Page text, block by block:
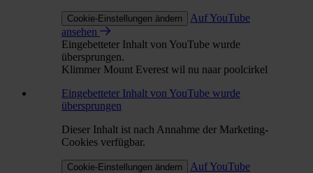
Cookie-Einstellungen ändern
Auf YouTube
ansehen
Eingebetteter Inhalt von YouTube wurde
übersprungen.
Klimmer Mount Everest wil nu naar poolcirkel
Eingebetteter Inhalt von YouTube wurde
übersprungen
Dieser Inhalt ist nach Annahme der Marketing-
Cookies verfügbar.
Cookie-Einstellungen ändern
Auf YouTube